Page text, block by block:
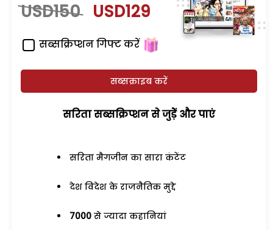
USD150 USD129
सब्सक्रिप्शन गिफ्ट करें
सब्सक्राइब करें
सरिता सब्सक्रिप्शन से जुड़ेें और पाएं
सरिता मैगजीन का सारा कंटेंट
देश विदेश के राजनैतिक मुद्दे
7000 से ज्यादा कहानियां